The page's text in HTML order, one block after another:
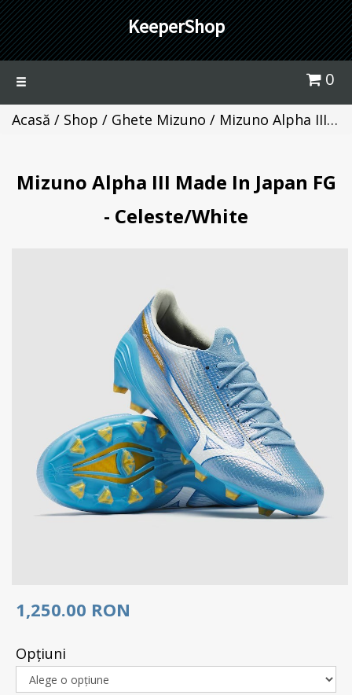
KeeperShop
Toggle
0
Acasă / Shop / Ghete Mizuno / Mizuno Alpha III Made In Japan FG - Celeste/White
Mizuno Alpha III Made In Japan FG
- Celeste/White
1,250.00 RON
Opţiuni